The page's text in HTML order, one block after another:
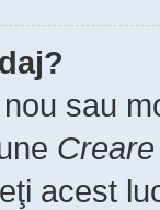
sau
acest